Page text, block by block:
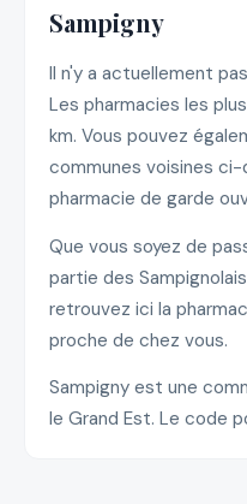
Sampigny
Il n'y a actuellement
Les pharmacies les
km. Vous pouvez
communes voisines
pharmacie de garde
Que vous soyez de
partie des
retrouvez ici la
proche de chez vous.
Sampigny est une
le Grand Est. Le code